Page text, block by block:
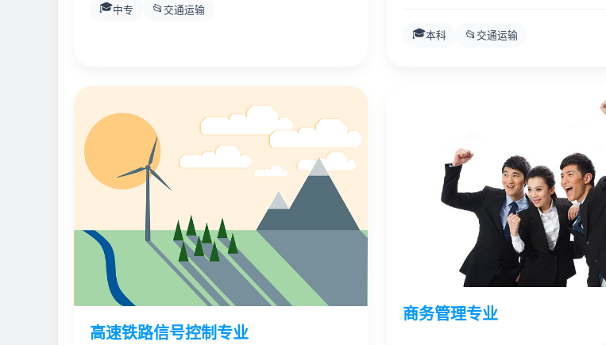
🎓中专 📂 交通运输
🎓本科 📂 交通运输
高速铁路信号控制专业
商务管理专业